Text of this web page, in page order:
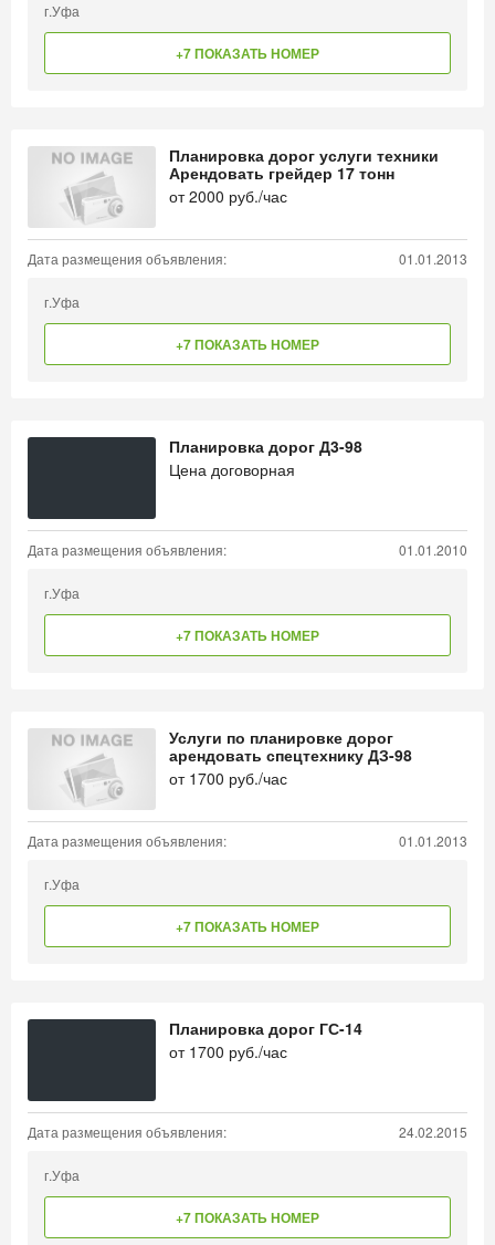
г.Уфа
+7 ПОКАЗАТЬ НОМЕР
Планировка дорог услуги техники
Арендовать грейдер 17 тонн
от2000 руб./час
Дата размещения объявления: 01.01.2013
г.Уфа
+7 ПОКАЗАТЬ НОМЕР
Планировка дорог Д3-98
Цена договорная
Дата размещения объявления: 01.01.2010
г.Уфа
+7 ПОКАЗАТЬ НОМЕР
Услуги по планировке дорог
арендовать спецтехнику ДЗ-98
от 1700 руб./час
Дата размещения объявления: 01.01.2013
г.Уфа
+7 ПОКАЗАТЬ НОМЕР
Планировка дорог ГС-14
от 1700 руб./час
Дата размещения объявления: 24.02.2015
г.Уфа
+7 ПОКАЗАТЬ НОМЕР